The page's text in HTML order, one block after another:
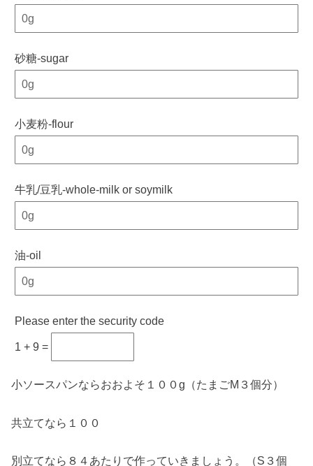
砂糖-sugar
小麦粉-flour
牛乳/豆乳-whole-milk or soymilk
油-oil
Please enter the security code
1 + 9 =
小ソースパンならおおよそ１００g（たまごM３個分）
共立てなら１００
別立てなら８４あたりで作っていきましょう。（S３個